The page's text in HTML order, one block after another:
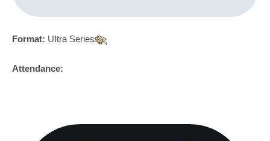
Format: UItra Series
Attendance: